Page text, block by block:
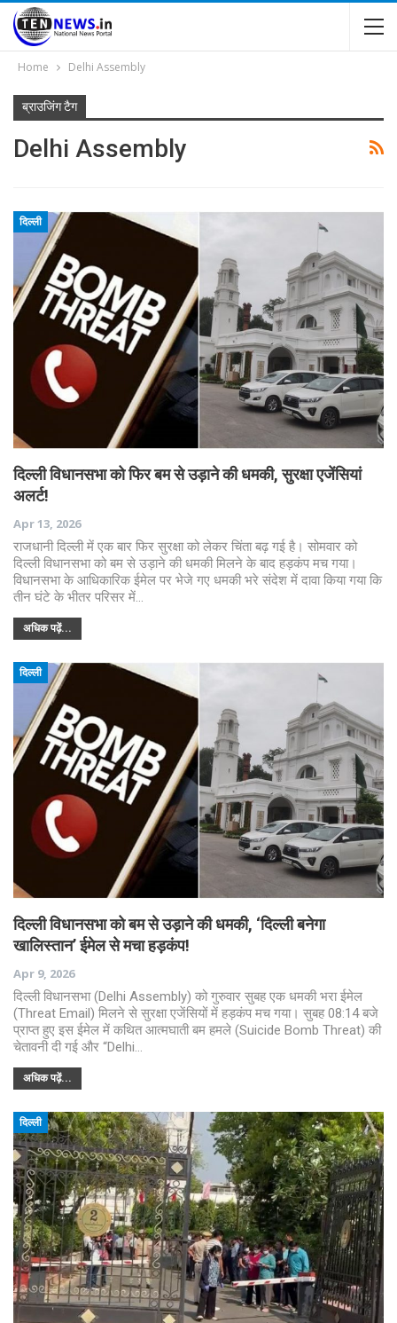
Home Delhi Assembly
ब्राउजिंग टैग
Delhi Assembly
दिल्ली
दिल्ली विधानसभा को फिर बम से उड़ाने की धमकी, सुरक्षा एजेंसियां
अलर्ट!
Apr 13, 2026
राजधानी दिल्ली में एक बार फिर सुरक्षा को लेकर चिंता बढ़ गई है। सोमवार को
दिल्ली विधानसभा को बम से उड़ाने की धमकी मिलने के बाद हड़कंप मच गया।
विधानसभा के आधिकारिक ईमेल पर भेजे गए धमकी भरे संदेश में दावा किया गया कि
तीन घंटे के भीतर परिसर में…
अधिक पढ़ें...
दिल्ली
दिल्ली विधानसभा को बम से उड़ाने की धमकी, ‘दिल्ली बनेगा
खालिस्तान’ ईमेल से मचा हड़कंप!
Apr 9, 2026
दिल्ली विधानसभा (Delhi Assembly) को गुरुवार सुबह एक धमकी भरा ईमेल
(Threat Email) मिलने से सुरक्षा एजेंसियों में हड़कंप मच गया। सुबह 08:14 बजे
प्राप्त हुए इस ईमेल में कथित आत्मघाती बम हमले (Suicide Bomb Threat) की
चेतावनी दी गई और “Delhi…
अधिक पढ़ें...
दिल्ली